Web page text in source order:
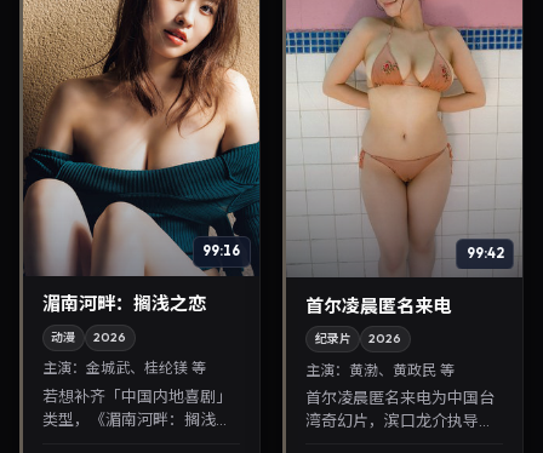
99:16
湄南河畔：搁浅之恋
动漫 2026
主演： 金城武、桂纶镁 等
若想补齐「中国内地喜剧」
类型，《湄南河畔：搁浅之
99:42
首尔凌晨匿名来电
纪录片 2026
主演：黄渤、黄政民 等
首尔凌晨匿名来电为中国台
湾奇幻片，滨口龙介执导，